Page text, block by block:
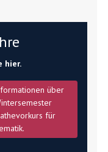
hier.
über
für